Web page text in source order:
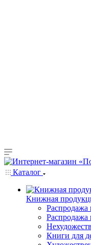
Каталог
Книжная
Распродажа
Распродажа
Книги для